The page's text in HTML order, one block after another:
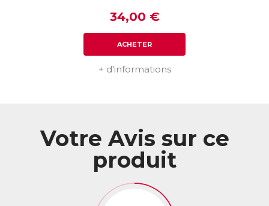
34,00 €
ACHETER
+ d'informations
Votre Avis sur ce
produit